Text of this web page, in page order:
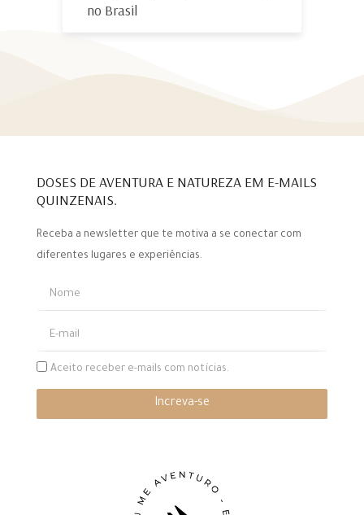
no Brasil
DOSES DE AVENTURA E NATUREZA EM E-MAILS
QUINZENAIS.
Receba a newsletter que te motiva a se conectar com
diferentes lugares e experiências.
Aceito receber e-mails com notícias.
Increva-se